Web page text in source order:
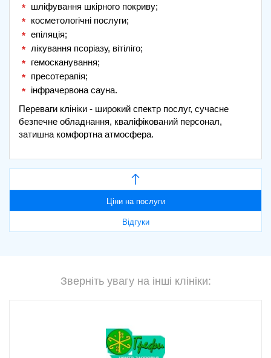
шліфування шкірного покриву;
косметологічні послуги;
епіляція;
лікування псоріазу, вітіліго;
гемосканування;
пресотерапія;
інфрачервона сауна.
Переваги клініки - широкий спектр послуг, сучасне
безпечне обладнання, кваліфікований персонал,
затишна комфортна атмосфера.
Ціни на послуги
Відгуки
Зверніть увагу на інші клініки: